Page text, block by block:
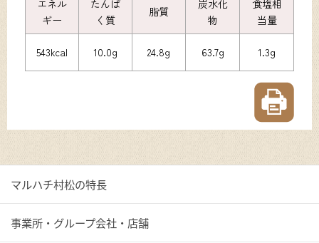
エネル
ギー
たんぱ
く質
脂質
炭水化
物
食塩相
当量
543kcal 10.0g 24.8g 63.7g 1.3g
マルハチ村松の特長
事業所・グループ会社・店舗